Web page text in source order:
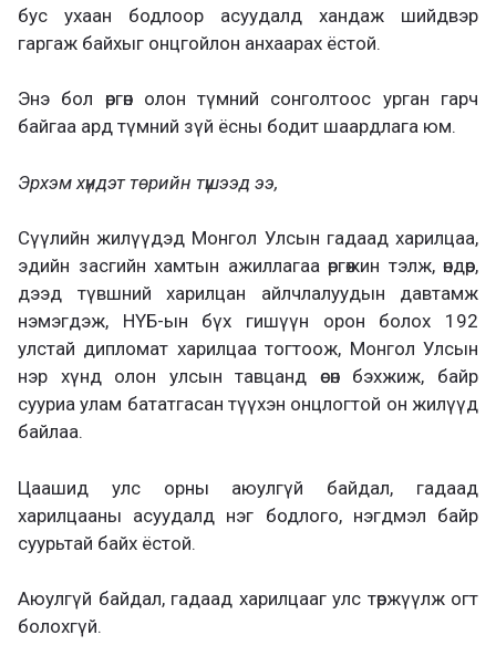
бус ухаан бодлоор асуудалд хандаж шийдвэр
гаргаж байхыг онцгойлон анхаарах ёстой.
Энэ бол өргөн олон түмний сонголтоос урган гарч
байгаа ард түмний зүй ёсны бодит шаардлага юм.
Эрхэм хүндэт төрийн түшээд ээ,
Сүүлийн жилүүдэд Монгол Улсын гадаад харилцаа,
эдийн засгийн хамтын ажиллагаа өргөжин тэлж, өндөр,
дээд түвшний харилцан айлчлалуудын давтамж
нэмэгдэж, НҮБ-ын бүх гишүүн орон болох 192
улстай дипломат харилцаа тогтоож, Монгол Улсын
нэр хүнд олон улсын тавцанд өсөн бэхжиж, байр
сууриа улам бататгасан түүхэн онцлогтой он жилүүд
байлаа.
Цаашид улс орны аюулгүй байдал, гадаад
харилцааны асуудалд нэг бодлого, нэгдмэл байр
суурьтай байх ёстой.
Аюулгүй байдал, гадаад харилцааг улс төржүүлж огт
болохгүй.